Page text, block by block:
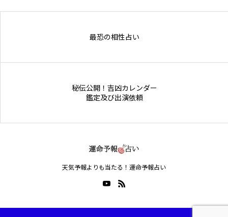
最恐の相性占い
秘伝公開！吉凶カレンダー
鑑定及び出演依頼
天気予報よりも当たる！運命予報占い